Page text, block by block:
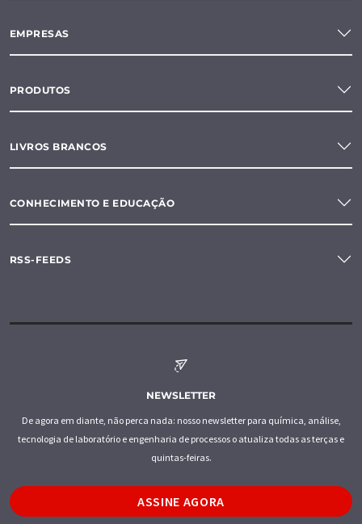
EMPRESAS
PRODUTOS
LIVROS BRANCOS
CONHECIMENTO E EDUCAÇÃO
RSS-FEEDS
NEWSLETTER
De agora em diante, não perca nada: nosso newsletter para química, análise,
tecnologia de laboratório e engenharia de processos o atualiza todas as terças e
quintas-feiras.
ASSINE AGORA